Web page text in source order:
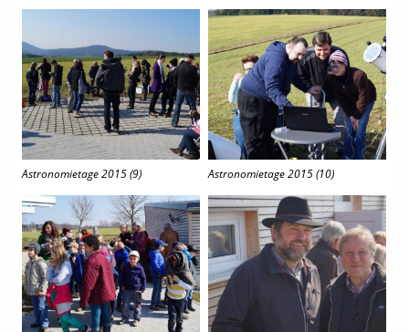
Astronomietage 2015 (9) Astronomietage 2015 (10)